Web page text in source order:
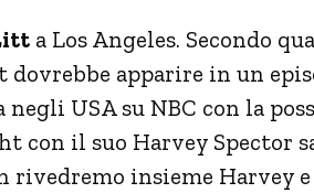
a Los Angeles. Secondo
apparire in un
negli USA su NBC con la
con il suo Harvey Spector
rivedremo insieme Harvey e